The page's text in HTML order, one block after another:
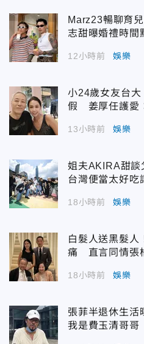
Marz23暢聊育
志甜曝婚禮時間
12小時前 娛樂
小24歲女友台大
假 姜厚任護愛
13小時前 娛樂
姐夫AKIRA甜
台灣便當太好吃
18小時前 娛樂
白髮人送黑髮人
痛 直言同情張
18小時前 娛樂
張菲半退休生活
我是費玉清哥哥